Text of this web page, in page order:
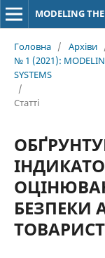
MODELING
Головна / Архіви
№ 1 (2021):
SYSTEMS
/
Статті
БЕЗПЕКИ